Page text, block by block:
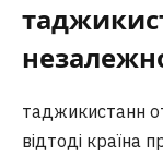
таджикистанн
відтоді країна